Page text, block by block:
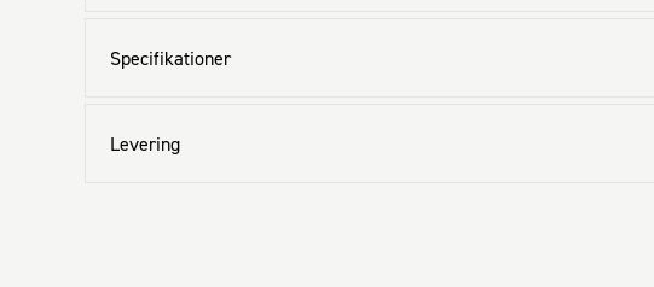
Specifikationer
Levering